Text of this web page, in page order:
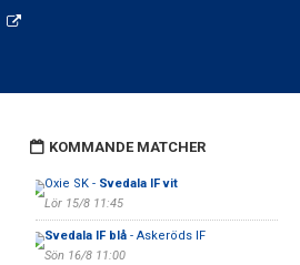
KOMMANDE MATCHER
Oxie SK - Svedala IF vit
Lör 15/8 11:45
Svedala IF blå- Askeröds IF
Sön 16/8 11:00